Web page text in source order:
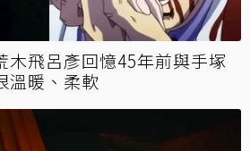
木飛呂彥回憶45年前與手塚
溫暖、柔軟